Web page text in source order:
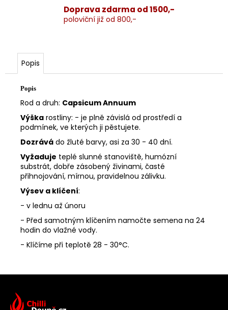
Doprava zdarma od 1500,-
poloviční již od 800,-
Popis
Popis
Rod a druh: Capsicum Annuum
Výška rostliny: - je plně závislá od prostředí a
podmínek, ve kterých ji pěstujete.
Dozrává do žluté barvy, asi za 30 - 40 dní.
Vyžaduje teplé slunné stanoviště, humózní
substrát, dobře zásobený živinami, časté
přihnojování, mírnou, pravidelnou zálivku.
Výsev a klíčení:
- v lednu až únoru
- Před samotným klíčením namočte semena na 24
hodin do vlažné vody.
- Klíčíme při teplotě 28 - 30°C.